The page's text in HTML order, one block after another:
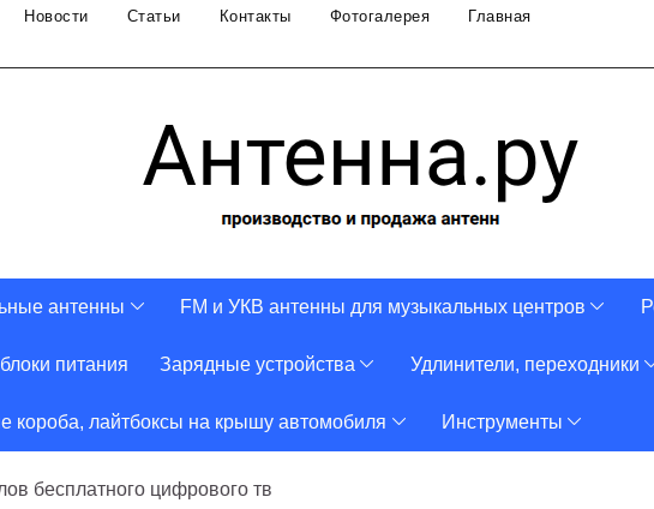
Новости Статьи Контакты Фотогалерея
Главная
антенны FM и УКВ антенны для музыкальных центров
питания Зарядные устройства Удлинители, переходники
короба, лайтбоксы на крышу автомобиля Инструменты
бесплатного цифрового тв